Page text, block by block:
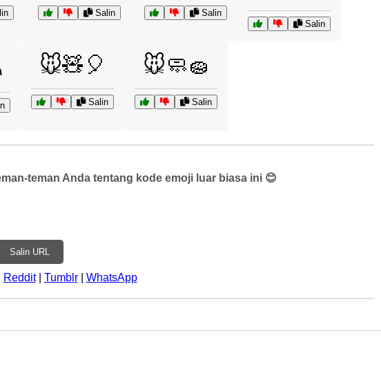
Salin Salin
Salin
🐭🧸🎈
Salin
🐭🧼🧽
Salin
teman Anda tentang kode emoji luar biasa ini 😊
Salin URL
Reddit| Tumblr| WhatsApp